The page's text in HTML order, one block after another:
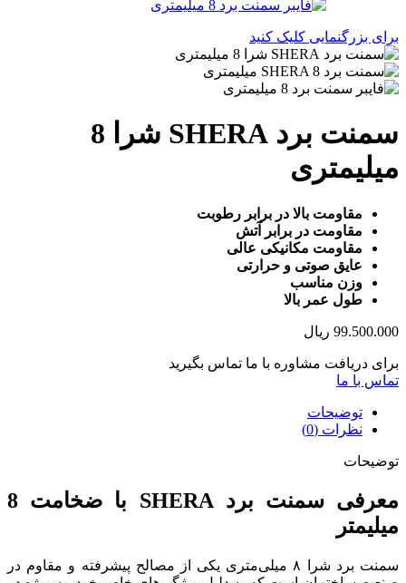
برای بزرگنمایی کلیک کنید
سمنت برد SHERA شرا 8
میلیمتری
مقاومت بالا در برابر رطوبت
مقاومت در برابر آتش
مقاومت مکانیکی عالی
عایق صوتی و حرارتی
وزن مناسب
طول عمر بالا
99.500.000 ریال
برای دریافت مشاوره با ما تماس بگیرید
تماس با ما
توضیحات
نظرات (0)
توضیحات
معرفی سمنت برد SHERA با ضخامت 8
میلیمتر
سمنت برد شرا ۸ میلی‌متری یکی از مصالح پیشرفته و مقاوم در